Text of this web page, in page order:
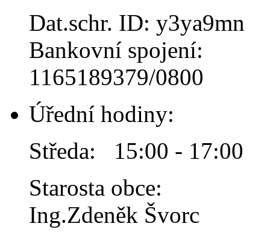
Dat.schr. ID: y3ya9mn
Bankovní spojení:
1165189379/0800
Úřední hodiny:
Středa: 15:00 - 17:00
Starosta obce:
Ing.Zdeněk Švorc